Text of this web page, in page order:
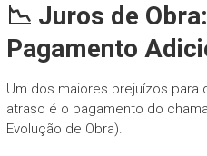
📉 Juros de
Pagamento
Um dos maiores prejuízos para
atraso é o pagamento do
Evolução de Obra).